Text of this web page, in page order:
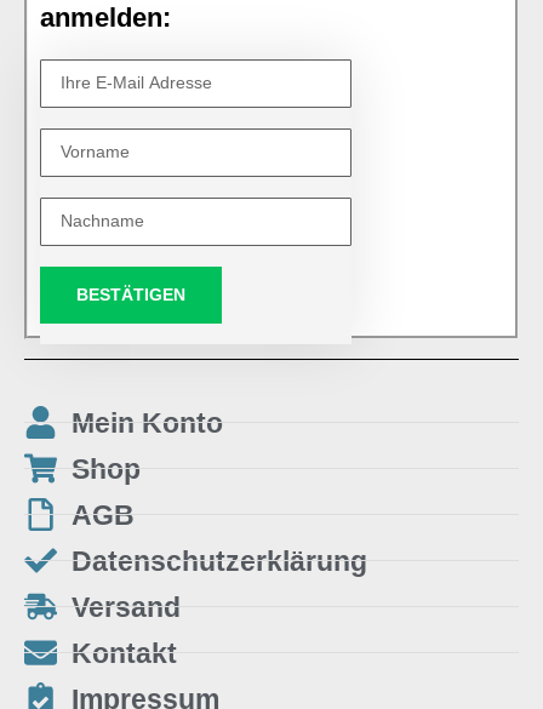
anmelden:
BESTÄTIGEN
Mein Konto
Shop
AGB
Datenschutzerklärung
Versand
Kontakt
Impressum